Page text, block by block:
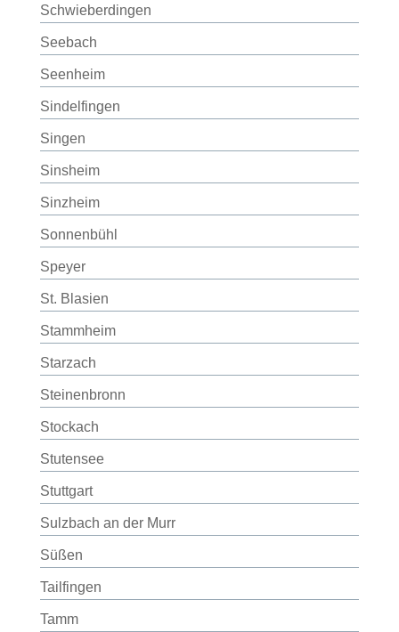
Schwieberdingen
Seebach
Seenheim
Sindelfingen
Singen
Sinsheim
Sinzheim
Sonnenbühl
Speyer
St. Blasien
Stammheim
Starzach
Steinenbronn
Stockach
Stutensee
Stuttgart
Sulzbach an der Murr
Süßen
Tailfingen
Tamm